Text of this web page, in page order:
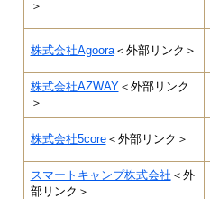
＞
株式会社Agoora＜外部リンク＞
株式会社AZWAY＜外部リンク
＞
株式会社5core＜外部リンク＞
スマートキャンプ株式会社 ＜外
部リンク＞